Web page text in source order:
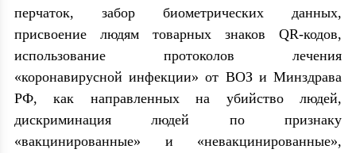
перчаток, забор биометрических данных,
присвоение людям товарных знаков QR-кодов,
использование протоколов лечения
«коронавирусной инфекции» от ВОЗ и Минздрава
РФ, как направленных на убийство людей,
дискриминация людей по признаку
«вакцинированные» и «невакцинированные»,